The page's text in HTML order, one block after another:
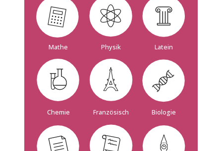
Mathe Physik Latein
Chemie Französisch Biologie